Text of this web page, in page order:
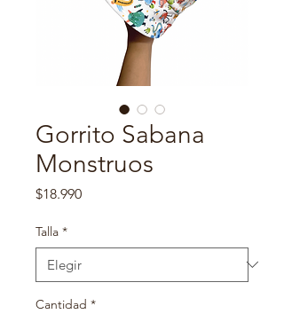
Gorrito Sabana
Monstruos
$18.990Precio
Talla *
Cantidad *